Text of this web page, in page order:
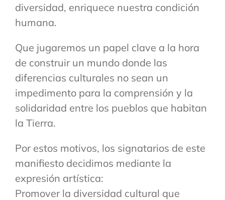
diversidad, enriquece nuestra condición
humana.
Que jugaremos un papel clave a la hora
de construir un mundo donde las
diferencias culturales no sean un
impedimento para la comprensión y la
solidaridad entre los pueblos que habitan
la Tierra.
Por estos motivos, los signatarios de este
manifiesto decidimos mediante la
expresión artística:
Promover la diversidad cultural que